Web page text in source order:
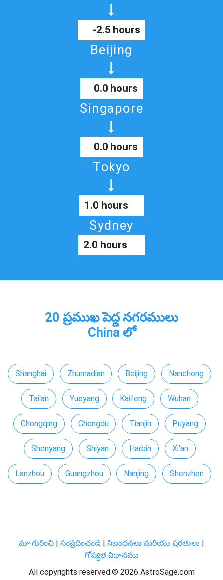
-2.5 hours
Beijing
0.0 hours
Singapore
0.0 hours
Tokyo
1.0 hours
Sydney
2.0 hours
20 ప్రముఖ పెద్ద నగరములు
China లో
Shanghai Zhumadian Beijing Nanchong
Tai'an Yueyang Kaifeng Wuhan
Chongqing Chengdu Tianjin Puyang
Shenyang Shiyan Harbin Xi'an
Lanzhou Guangzhou Nanjing Shenzhen
మా గురించి సంప్రదించండి నిబంధనలు మరియు షరతులు
గోప్యత విధానము
All copyrights reserved © 2026 AstroSage.com